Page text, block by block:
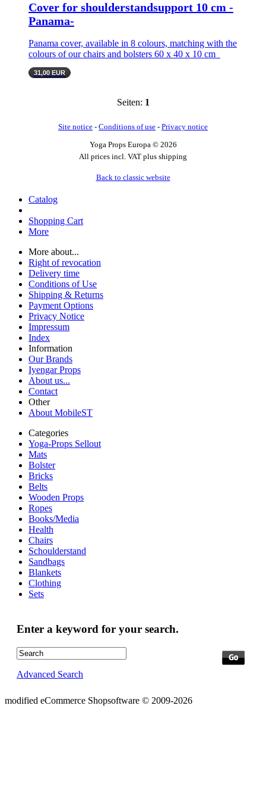
Cover for shoulderstandsupport 10 cm -
Panama-
Panama cover, available in 8 colours, matching with the
colours of our chairs and bolsters 60 x 40 x 10 cm
31,00 EUR
Seiten: 1
Site notice - Conditions of use - Privacy notice
Yoga Props Europa © 2026
All prices incl. VAT plus shipping
Back to classic website
Catalog
Shopping Cart
More
More about...
Right of revocation
Delivery time
Conditions of Use
Shipping & Returns
Payment Options
Privacy Notice
Impressum
Index
Information
Our Brands
Iyengar Props
About us...
Contact
Other
About MobileST
Categories
Yoga-Props Sellout
Mats
Bolster
Bricks
Belts
Wooden Props
Ropes
Books/Media
Health
Chairs
Schoulderstand
Sandbags
Blankets
Clothing
Sets
Enter a keyword for your search.
Advanced Search
modified eCommerce Shopsoftware © 2009-2026